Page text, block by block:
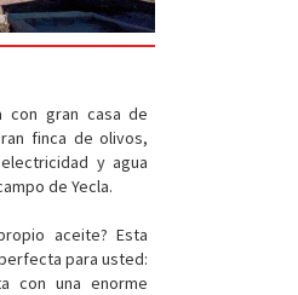
con gran casa de
finca de olivos,
y agua
de Yecla.
aceite? Esta
para usted:
con una enorme